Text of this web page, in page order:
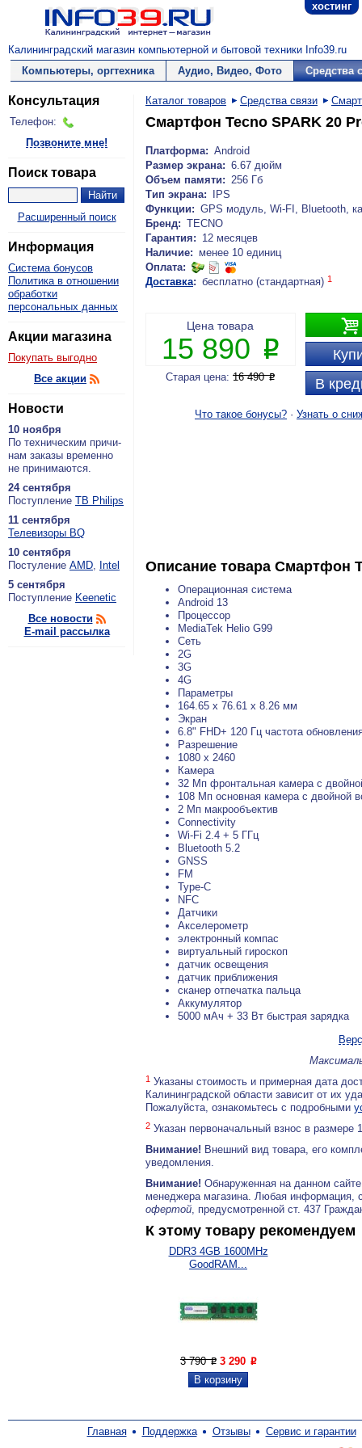
хостинг
Калининградский магазин компьютерной и бытовой техники Info39.ru
Компьютеры, оргтехника
Аудио, Видео, Фото Средства
Консультация
Телефон:
Позвоните мне!
Поиск товара
Расширенный поиск
Информация
Система бонусов
Политика в отношении
обработки
персональных данных
Акции магазина
Покупать выгодно
Все акции
Новости
10 ноября
По тех­ни­че­ским при­чи­
нам за­ка­зы вре­мен­но
не при­ни­ма­ют­ся.
24 сентября
По­ступ­ле­ние ТВ Philips
11 сентября
Теле­ви­зо­ры BQ
10 сентября
По­сту­ле­ние AMD, Intel
5 сентября
По­ступ­ле­ние Keenetic
Все новости
E-mail рассылка
Каталог товаров Средства связи
Смартфон Tecno SPARK 20
Платформа: Android
Размер экрана: 6.67 дюйм
Объем памяти: 256 Гб
Тип экрана:
IPS
Функции: GPS модуль, Wi-FI, Bluetooth,
Бренд: TECNO
Гарантия: 12 месяцев
Наличие: менее 10 единиц
Оплата:
Доставка: бесплатно (стандартная) 1

В
Цена товара
15 890 P
Старая цена:16 490P
Что такое бонусы? · Узнать о
Описание товара Смартфон
Операционная система
Android 13
Процессор
MediaTek Helio G99
Сеть
2G
3G
4G
Параметры
164.65 x 76.61 x 8.26 мм
Экран
6.8" FHD+ 120 Гц частота
Разрешение
1080 x 2460
Камера
32 Мп фронтальная камера с
108 Мп основная камера с двойной
2 Мп макрообъектив
Connectivity
Wi-Fi 2.4 + 5 ГГц
Bluetooth 5.2
GNSS
FM
Type-C
NFC
Датчики
Акселерометр
электронный компас
виртуальный гироскоп
датчик освещения
датчик приближения
сканер отпечатка пальца
Аккумулятор
5000 мАч + 33 Вт быстрая зарядка
1 Указаны стоимость и примерная дата
Калининградской области зависит от их
Пожалуйста, ознакомьтесь с подробными
2 Указан первоначальный взнос в
Внимание! Внешний вид товара, его
уведомления.
Внимание! Обнаруженная на данном
менеджера магазина. Любая информация,
офертой, предусмотренной ст. 437
К этому товару рекомендуем
DDR3 4GB 1600MHz
GoodRAM...
3 790P 3 290 P
Главная Поддержка Отзывы Сервис и гарантии